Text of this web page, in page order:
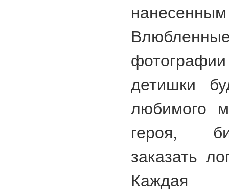
детишки
любимого
героя,
заказать
Каждая